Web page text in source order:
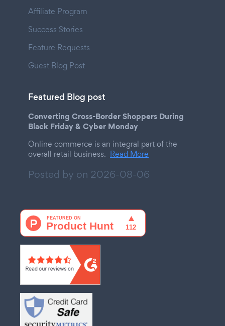
Affiliate Program
Success Stories
Feature Requests
Guest Blog Post
Featured Blog post
Converting Cross-Border Shoppers During
Black Friday & Cyber Monday
Online commerce is an integral part of the
overall retail business. Read More
Posted by on 2026-08-06